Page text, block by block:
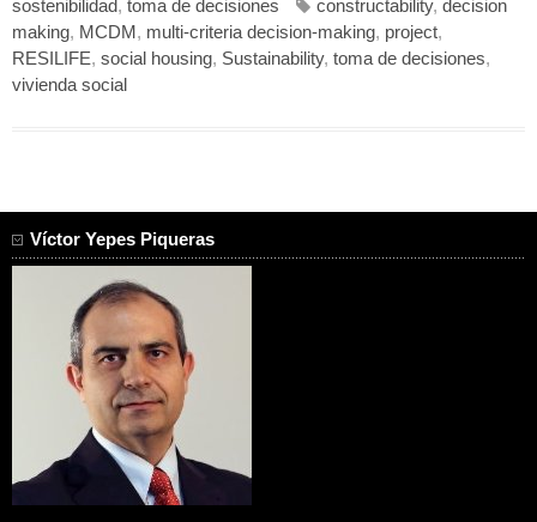
sostenibilidad, toma de decisiones constructability, decision
making, MCDM , multi-criteria decision-making, project,
RESILIFE, social housing, Sustainability, toma de decisiones,
vivienda social
Víctor Yepes Piqueras